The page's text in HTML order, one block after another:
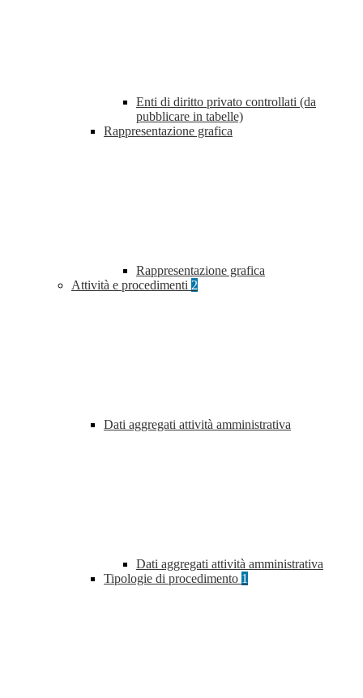
Enti di diritto privato controllati (da
pubblicare in tabelle)
Rappresentazione grafica
Rappresentazione grafica
Attività e procedimenti 2
Dati aggregati attività amministrativa
Dati aggregati attività amministrativa
Tipologie di procedimento 1